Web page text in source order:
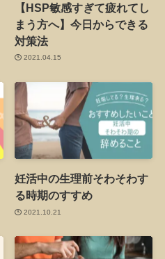
【HSP敏感すぎて疲れてし
まう方へ】今日からできる
対策法
2021.04.15
妊活中の生理前そわそわす
る時期のすすめ
2021.10.21